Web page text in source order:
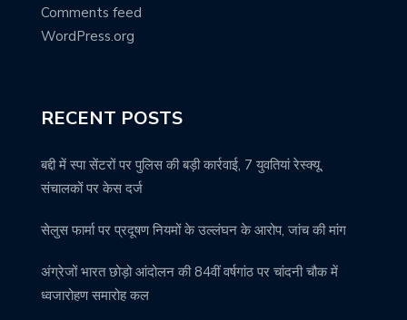
Comments feed
WordPress.org
RECENT POSTS
बद्दी में स्पा सेंटरों पर पुलिस की बड़ी कार्रवाई, 7 युवतियां रेस्क्यू,
संचालकों पर केस दर्ज
सेलुस फार्मा पर प्रदूषण नियमों के उल्लंघन के आरोप, जांच की मांग
अंग्रेजों भारत छोड़ो आंदोलन की 84वीं वर्षगांठ पर चांदनी चौक में
ध्वजारोहण समारोह कल